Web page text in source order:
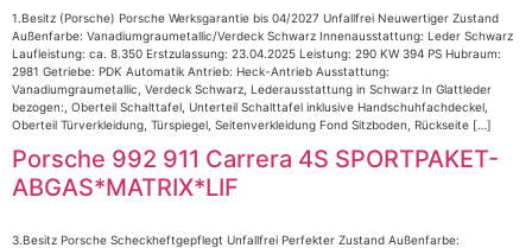
1.Besitz (Porsche) Porsche Werksgarantie bis 04/2027 Unfallfrei Neuwertiger Zustand
Außenfarbe: Vanadiumgraumetallic/Verdeck Schwarz Innenausstattung: Leder Schwarz
Laufleistung: ca. 8.350 Erstzulassung: 23.04.2025 Leistung: 290 KW 394 PS Hubraum:
2981 Getriebe: PDK Automatik Antrieb: Heck-Antrieb Ausstattung:
Vanadiumgraumetallic, Verdeck Schwarz, Lederausstattung in Schwarz In Glattleder
bezogen:, Oberteil Schalttafel, Unterteil Schalttafel inklusive Handschuhfachdeckel,
Oberteil Türverkleidung, Türspiegel, Seitenverkleidung Fond Sitzboden, Rückseite […]
Porsche 992 911 Carrera 4S SPORTPAKET-
ABGAS*MATRIX*LIF
3.Besitz Porsche Scheckheftgepflegt Unfallfrei Perfekter Zustand Außenfarbe: